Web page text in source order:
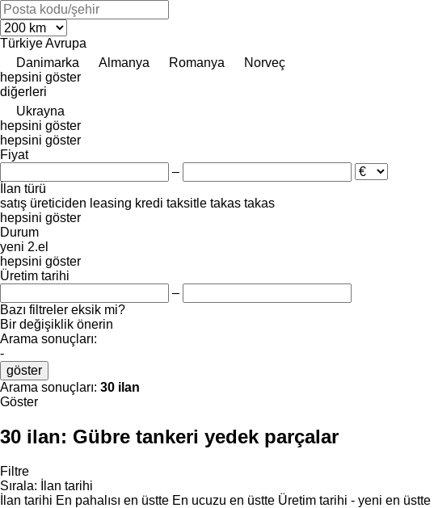
TürkiyeAvrupa
Danimarka
Almanya Romanya
Norveç
hepsini göster
diğerleri
Ukrayna
hepsini göster
hepsini göster
Fiyat
–
İlan türü
satış üreticiden leasing kredi taksitle takas takas
hepsini göster
Durum
yeni 2.el
hepsini göster
Üretim tarihi
–
Bazı filtreler eksik mi?
Bir değişiklik önerin
Arama sonuçları:
-
göster
Arama sonuçları: 30 ilan
Göster
30 ilan: Gübre tankeri yedek parçalar
Filtre
Sırala:
İlan tarihi
İlan tarihi En pahalısı en üstte En ucuzu en üstte Üretim tarihi - yeni en üstte